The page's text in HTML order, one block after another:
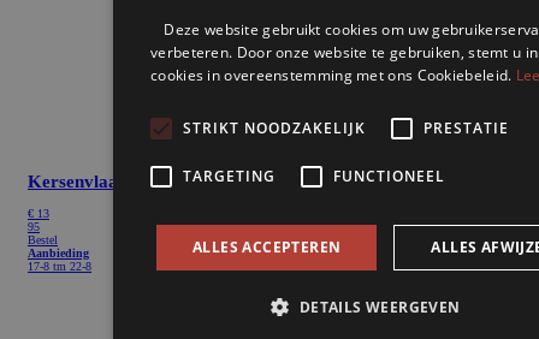
Kersenvlaai
€ 13
95
Bestel
Aanbieding
17-8 tm 22-8